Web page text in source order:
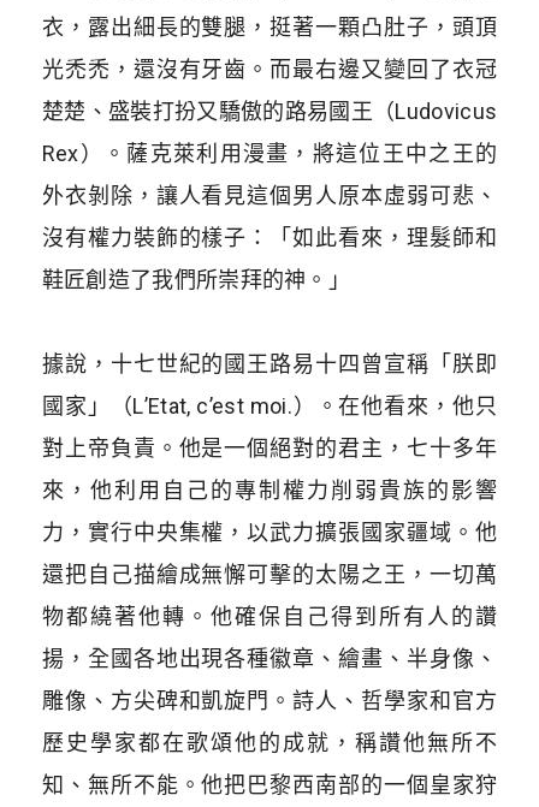
衣，露出細長的雙腿，挺著一顆凸肚子，頭頂
光禿禿，還沒有牙齒。而最右邊又變回了衣冠
楚楚、盛裝打扮又驕傲的路易國王（Ludovicus
Rex）。薩克萊利用漫畫，將這位王中之王的
外衣剝除，讓人看見這個男人原本虛弱可悲、
沒有權力裝飾的樣子：「如此看來，理髮師和
鞋匠創造了我們所崇拜的神。」
據說，十七世紀的國王路易十四曾宣稱「朕即
國家」（L’Etat, c’est moi.）。在他看來，他只
對上帝負責。他是一個絕對的君主，七十多年
來，他利用自己的專制權力削弱貴族的影響
力，實行中央集權，以武力擴張國家疆域。他
還把自己描繪成無懈可擊的太陽之王，一切萬
物都繞著他轉。他確保自己得到所有人的讚
揚，全國各地出現各種徽章、繪畫、半身像、
雕像、方尖碑和凱旋門。詩人、哲學家和官方
歷史學家都在歌頌他的成就，稱讚他無所不
知、無所不能。他把巴黎西南部的一個皇家狩